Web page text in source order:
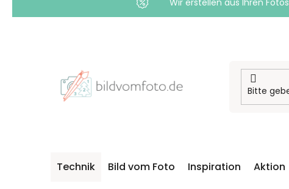
Wir erstellen aus Ihren
Technik Bild vom Foto Inspiration Aktion